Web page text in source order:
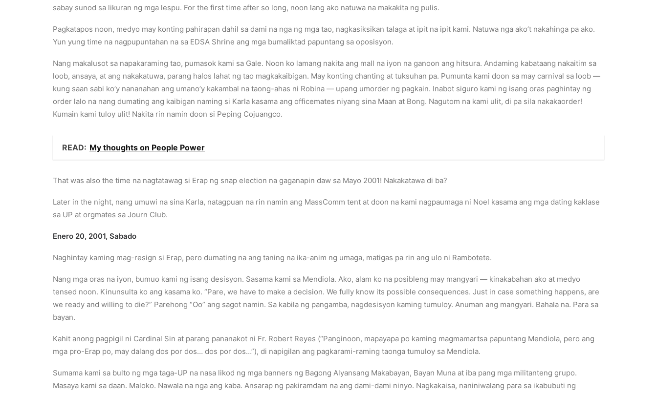
sabay sunod sa likuran ng mga lespu. For the first time after so long, noon lang ako natuwa na makakita ng pulis.
Pagkatapos noon, medyo may konting pahirapan dahil sa dami na nga ng mga tao, nagkasiksikan talaga at ipit na ipit kami. Natuwa nga ako’t nakahinga pa ako.
Yun yung time na nagpupuntahan na sa EDSA Shrine ang mga bumaliktad papuntang sa oposisyon.
Nang makalusot sa napakaraming tao, pumasok kami sa Gale. Noon ko lamang nakita ang mall na iyon na ganoon ang hitsura. Andaming kabataang nakaitim sa
loob, ansaya, at ang nakakatuwa, parang halos lahat ng tao magkakaibigan. May konting chanting at tuksuhan pa. Pumunta kami doon sa may carnival sa loob —
kung saan sabi ko’y nananahan ang umano’y kakambal na taong-ahas ni Robina — upang umorder ng pagkain. Inabot siguro kami ng isang oras paghintay ng
order lalo na nang dumating ang kaibigan naming si Karla kasama ang officemates niyang sina Maan at Bong. Nagutom na kami ulit, di pa sila nakakaorder!
Kumain kami tuloy ulit! Nakita rin namin doon si Peping Cojuangco.
READ: My thoughts on People Power
That was also the time na nagtatawag si Erap ng snap election na gaganapin daw sa Mayo 2001! Nakakatawa di ba?
Later in the night, nang umuwi na sina Karla, natagpuan na rin namin ang MassComm tent at doon na kami nagpaumaga ni Noel kasama ang mga dating kaklase
sa UP at orgmates sa Journ Club.
Enero 20, 2001, Sabado
Naghintay kaming mag-resign si Erap, pero dumating na ang taning na ika-anim ng umaga, matigas pa rin ang ulo ni Rambotete.
Nang mga oras na iyon, bumuo kami ng isang desisyon. Sasama kami sa Mendiola. Ako, alam ko na posibleng may mangyari — kinakabahan ako at medyo
tensed noon. Kinunsulta ko ang kasama ko. “Pare, we have to make a decision. We fully know its possible consequences. Just in case something happens, are
we ready and willing to die?” Parehong “Oo” ang sagot namin. Sa kabila ng pangamba, nagdesisyon kaming tumuloy. Anuman ang mangyari. Bahala na. Para sa
bayan.
Kahit anong pagpigil ni Cardinal Sin at parang pananakot ni Fr. Robert Reyes (“Panginoon, mapayapa po kaming magmamartsa papuntang Mendiola, pero ang
mga pro-Erap po, may dalang dos por dos… dos por dos…”), di napigilan ang pagkarami-raming taonga tumuloy sa Mendiola.
Sumama kami sa bulto ng mga taga-UP na nasa likod ng mga banners ng Bagong Alyansang Makabayan, Bayan Muna at iba pang mga militanteng grupo.
Masaya kami sa daan. Maloko. Nawala na nga ang kaba. Ansarap ng pakiramdam na ang dami-dami ninyo. Nagkakaisa, naniniwalang para sa ikabubuti ng